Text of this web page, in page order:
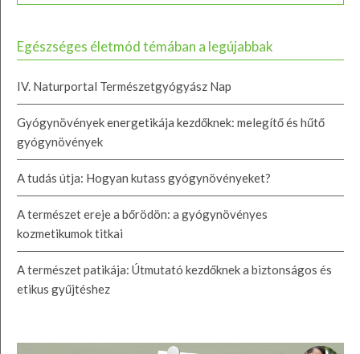
Egészséges életmód témában a legújabbak
IV. Naturportal Természetgyógyász Nap
Gyógynövények energetikája kezdőknek: melegítő és hűtő
gyógynövények
A tudás útja: Hogyan kutass gyógynövényeket?
A természet ereje a bőrödön: a gyógynövényes
kozmetikumok titkai
A természet patikája: Útmutató kezdőknek a biztonságos és
etikus gyűjtéshez